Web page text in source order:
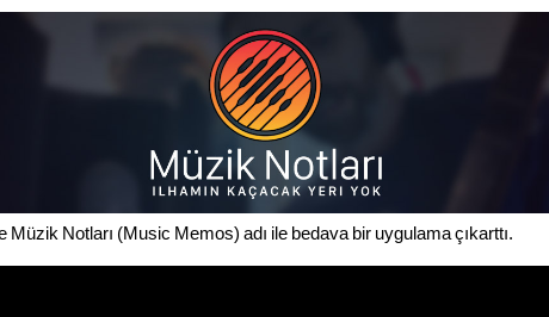
Müzik Notları (Music Memos) adı ile bedava bir uygulama çıkarttı.